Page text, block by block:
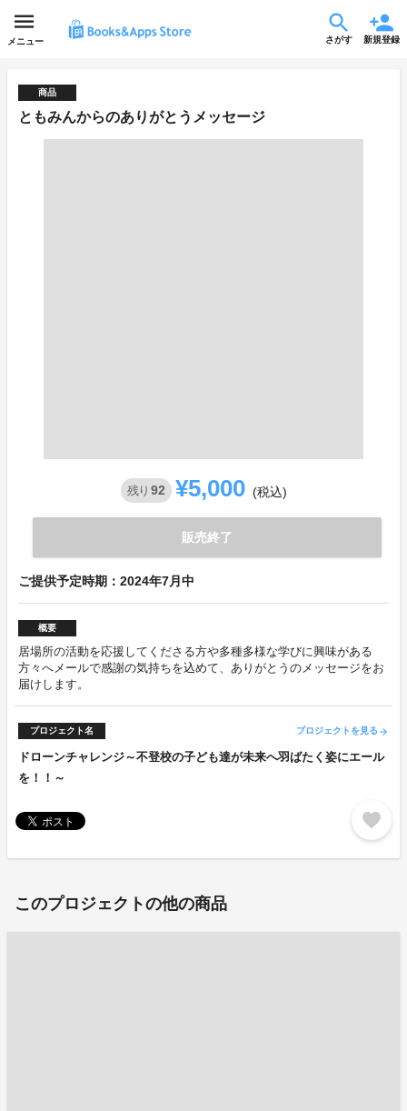
メニュー さがす 新規登録
商品
ともみんからのありがとうメッセージ
残り 92 ¥5,000 (税込)
販売終了
ご提供予定時期：2024年7月中
概要
居場所の活動を応援してくださる方や多種多様な学びに興味がある
方々へメールで感謝の気持ちを込めて、ありがとうのメッセージをお
届けします。
プロジェクト名 プロジェクトを見る arrow_forward
ドローンチャレンジ～不登校の子ども達が未来へ羽ばたく姿にエール
を！！～
favorite
このプロジェクトの他の商品